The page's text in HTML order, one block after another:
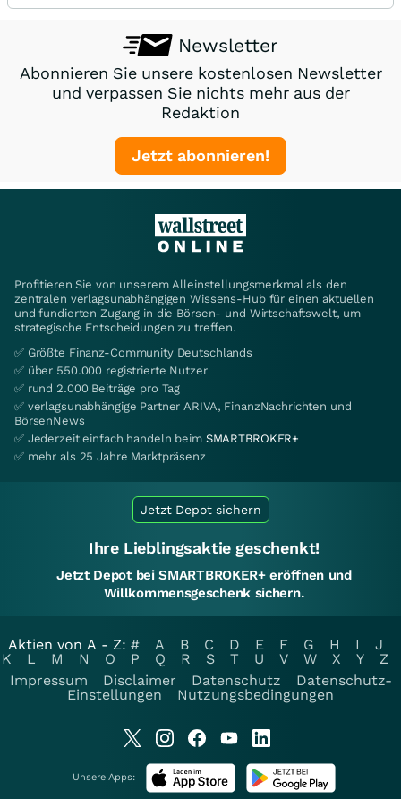
Newsletter
Abonnieren Sie unsere kostenlosen Newsletter
und verpassen Sie nichts mehr aus der
Redaktion
Jetzt abonnieren!
Profitieren Sie von unserem Alleinstellungsmerkmal als den
zentralen verlagsunabhängigen Wissens-Hub für einen aktuellen
und fundierten Zugang in die Börsen- und Wirtschaftswelt, um
strategische Entscheidungen zu treffen.
✅ Größte Finanz-Community Deutschlands
✅ über 550.000 registrierte Nutzer
✅ rund 2.000 Beiträge pro Tag
✅ verlagsunabhängige Partner ARIVA, FinanzNachrichten und
BörsenNews
✅ Jederzeit einfach handeln beim SMARTBROKER+
✅ mehr als 25 Jahre Marktpräsenz
Jetzt Depot sichern
Ihre Lieblingsaktie geschenkt!
Jetzt Depot bei SMARTBROKER+ eröffnen und
Willkommensgeschenk sichern.
Aktien von A - Z: # A B C D E F G H I
J
K
L M N O P Q R S T U V W X Y
Z
Impressum
Disclaimer Datenschutz
Datenschutz-
Einstellungen
Nutzungsbedingungen
Unsere Apps: